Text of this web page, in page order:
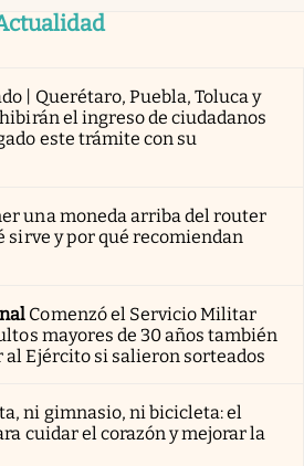
| Querétaro, Puebla, Toluca y
el ingreso de ciudadanos
este trámite con su
una moneda arriba del router
sirve y por qué recomiendan
Comenzó el Servicio Militar
mayores de 30 años también
al Ejército si salieron sorteados
ni gimnasio, ni bicicleta: el
cuidar el corazón y mejorar la